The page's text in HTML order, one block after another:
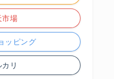
市場
ッピング
カリ